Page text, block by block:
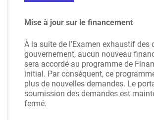
Mise à jour sur le financement
À la suite de l’Examen exhaustif des
gouvernement, aucun nouveau
sera accordé au programme de
initial. Par conséquent, ce
plus de nouvelles demandes. Le
soumission des demandes est
fermé.